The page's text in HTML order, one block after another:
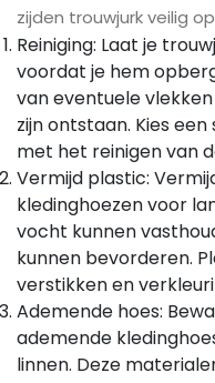
zijden trouwjurk veilig
Reiniging: Laat je
voordat je hem
van eventuele
zijn ontstaan. Kies
met het reinigen van
Vermijd plastic:
kledinghoezen voor
vocht kunnen
kunnen bevorderen.
verstikken en
Ademende hoes:
ademende
linnen. Deze